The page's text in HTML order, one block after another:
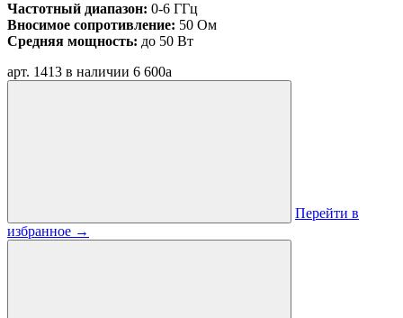
Частотный диапазон: 0-6 ГГц
Вносимое сопротивление: 50 Ом
Средняя мощность: до 50 Вт
арт. 1413 в наличии 6 600a
Перейти в
избранное →